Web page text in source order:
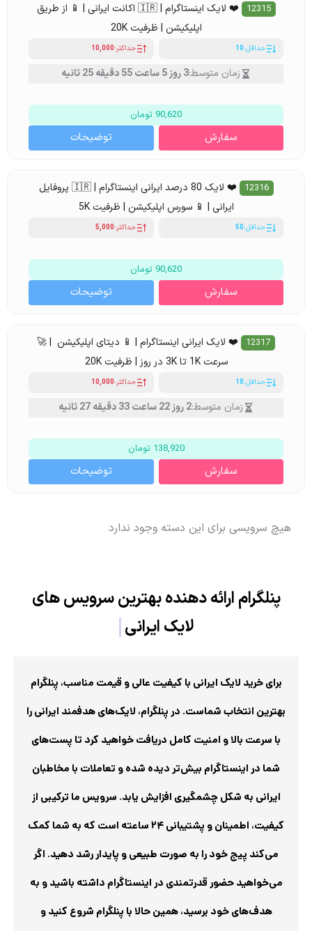
12315
❤️ لایک اینستاگرام | 🇮🇷 اکانت ایرانی | 📱 از طریق
اپلیکیشن | ظرفیت 20K
حداقل:10 حداکثر:10,000
زمان متوسط:3 روز 5 ساعت 55 دقیقه 25 ثانیه
90,620 تومان
سفارش توضیحات
12316
❤️ لایک 80 درصد ایرانی اینستاگرام | 🇮🇷 پروفایل
ایرانی | 📱 سورس اپلیکیشن | ظرفیت 5K
حداقل:50 حداکثر:5,000
90,620 تومان
سفارش توضیحات
12317
❤️ لایک ایرانی اینستاگرام | 📱 دیتای اپلیکیشن | 🚀
سرعت 1K تا 3K در روز | ظرفیت 20K
حداقل:10 حداکثر:10,000
زمان متوسط:2 روز 22 ساعت 33 دقیقه 27 ثانیه
138,920 تومان
سفارش توضیحات
هیچ سرویسی برای این دسته وجود ندارد
پنلگرامارائه دهنده بهترین سرویس
بهترین انتخاب شماست. در پنلگرام، لایک‌های هدفمند ایرانی را
با سرعت بالا و امنیت کامل دریافت خواهید کرد تا پست‌های
شما در اینستاگرام بیش‌تر دیده شده و تعاملات با مخاطبان
ایرانی به شکل چشمگیری افزایش یابد. سرویس ما ترکیبی از
کیفیت، اطمینان و پشتیبانی ۲۴ ساعته است که به شما کمک
می‌کند پیج خود را به صورت طبیعی و پایدار رشد دهید. اگر
می‌خواهید حضور قدرتمندی در اینستاگرام داشته باشید و به
هدف‌های خود برسید، همین حالا با پنلگرام شروع کنید و
تفاوت را احساس کنید